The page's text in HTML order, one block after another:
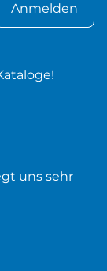
Anmelden
uns sehr